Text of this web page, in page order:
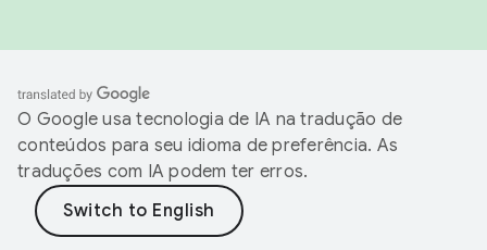
O Google usa tecnologia de IA na tradução de
conteúdos para seu idioma de preferência. As
traduções com IA podem ter erros.